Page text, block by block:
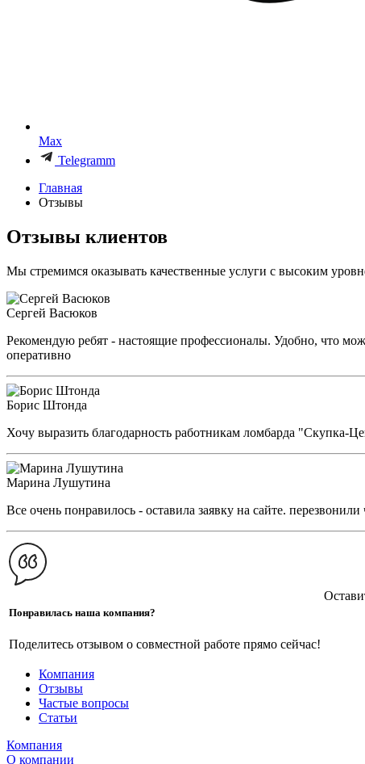
Max
Telegramm
Главная
Отзывы
Отзывы клиентов
Мы стремимся оказывать качественные услуги с высоким
Сергей Васюков
Рекомендую ребят - настоящие профессионалы. Удобно, что
оперативно
Борис Штонда
Хочу выразить благодарность работникам ломбарда
Марина Лушутина
Все очень понравилось - оставила заявку на сайте.
Понравилась наша компания?
Поделитесь отзывом о совместной работе прямо сейчас!
Компания
Отзывы
Частые вопросы
Статьи
Компания
О компании